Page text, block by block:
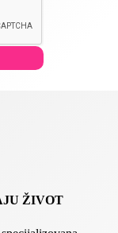
ŽIVOT